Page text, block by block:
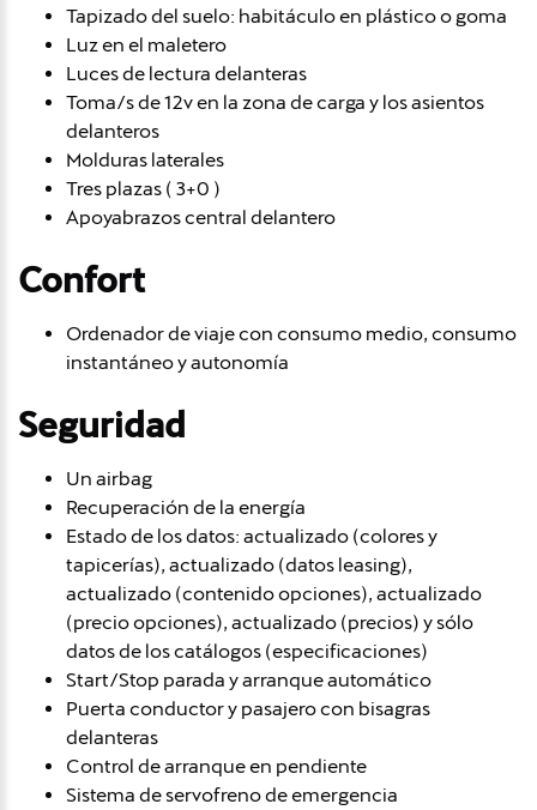
Tapizado del suelo: habitáculo en plástico o goma
Luz en el maletero
Luces de lectura delanteras
Toma/s de 12v en la zona de carga y los asientos
delanteros
Molduras laterales
Tres plazas ( 3+0 )
Apoyabrazos central delantero
Confort
Ordenador de viaje con consumo medio, consumo
instantáneo y autonomía
Seguridad
Un airbag
Recuperación de la energía
Estado de los datos: actualizado (colores y
tapicerías), actualizado (datos leasing),
actualizado (contenido opciones), actualizado
(precio opciones), actualizado (precios) y sólo
datos de los catálogos (especificaciones)
Start/Stop parada y arranque automático
Puerta conductor y pasajero con bisagras
delanteras
Control de arranque en pendiente
Sistema de servofreno de emergencia